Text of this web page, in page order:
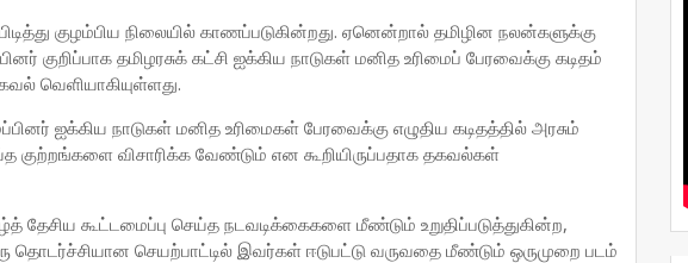
குழம்பிய நிலையில் காணப்படுகின்றது. ஏனென்றால் தமிழின நலன்களுக்கு
குறிப்பாக தமிழரசுக் கட்சி ஐக்கிய நாடுகள் மனித உரிமைப் பேரவைக்கு கடிதம்
வெளியாகியுள்ளது.
ஐக்கிய நாடுகள் மனித உரிமைகள் பேரவைக்கு எழுதிய கடிதத்தில் அரசும்
குற்றங்களை விசாரிக்க வேண்டும் என கூறியிருப்பதாக தகவல்கள்
தேசிய கூட்டமைப்பு செய்த நடவடிக்கைகளை மீண்டும் உறுதிப்படுத்துகின்ற,
தொடர்ச்சியான செயற்பாட்டில் இவர்கள் ஈடுபட்டு வருவதை மீண்டும் ஒருமுறை படம்